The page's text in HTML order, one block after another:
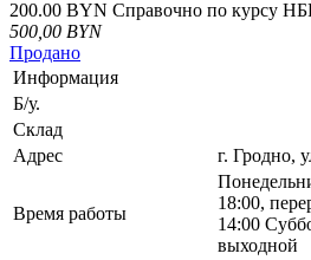
200.00 BYN Справочно по курсу
500,00 BYN
Продано
Информация
Б/у.
Склад
Адрес
г. Гродно,
Время работы
18:00,
14:00
выходной